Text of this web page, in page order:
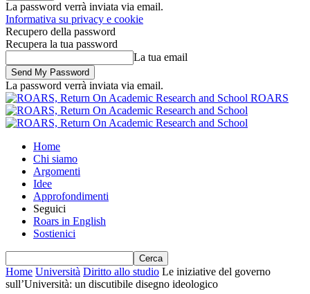
La password verrà inviata via email.
Informativa su privacy e cookie
Recupero della password
Recupera la tua password
La tua email
La password verrà inviata via email.
ROARS
Home
Chi siamo
Argomenti
Idee
Approfondimenti
Seguici
Roars in English
Sostienici
Home Università Diritto allo studio Le iniziative del governo
sull’Università: un discutibile disegno ideologico